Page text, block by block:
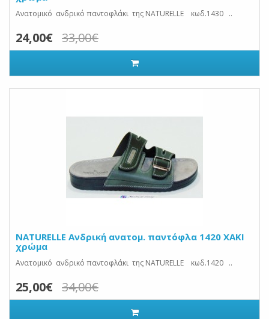
Ανατομικό ανδρικό παντοφλάκι της NATURELLE κωδ.1430 ..
24,00€ 33,00€
NATURELLE Ανδρική ανατομ. παντόφλα 1420 ΧΑΚΙ
χρώμα
Ανατομικό ανδρικό παντοφλάκι της NATURELLE κωδ.1420 ..
25,00€ 34,00€